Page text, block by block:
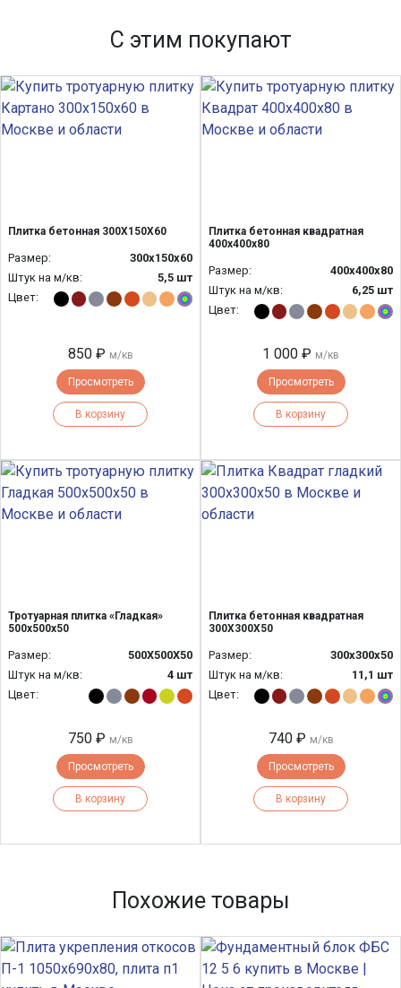
С этим покупают
Плитка бетонная 300Х150Х60
Размер:
300х150х60
Штук на м/кв:
5,5 шт
Цвет:
850 ₽ м/кв
Просмотреть
В корзину
Плитка бетонная квадратная
400х400х80
Размер:
400х400х80
Штук на м/кв:
6,25 шт
Цвет:
1 000 ₽ м/кв
Просмотреть
В корзину
Тротуарная плитка «Гладкая»
500x500x50
Размер:
500Х500Х50
Штук на м/кв:
4 шт
Цвет:
750 ₽ м/кв
Просмотреть
В корзину
Плитка бетонная квадратная
300Х300Х50
Размер:
300х300х50
Штук на м/кв:
11,1 шт
Цвет:
740 ₽ м/кв
Просмотреть
В корзину
Похожие товары